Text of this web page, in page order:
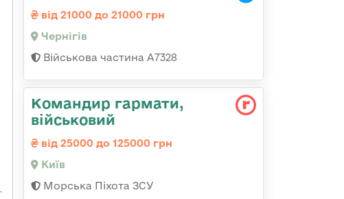
від 21000 до 21000 грн
Чернігів
Військова частина А7328
Командиp гаpмати,
військовий
від 25000 до 125000 грн
Київ
Морська Піхота ЗСУ